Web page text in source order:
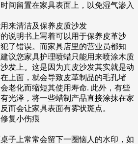
间留置在家具表面上，以免湿气渗入
清洁及保养皮质沙发
明书上写着可以用于保养皮革沙
了错误。而家具店里的营业员都知
议您家具护理喷蜡只能用来喷涂木质
发上。这是因为真皮沙发其实就是动
上面，就会导致皮革制品的毛孔堵
老化而缩短其使用寿命. 此外，有些
光泽，将一些蜡制产品直接涂抹在家
而会让家具表面有雾状斑点。
复小伤痕
上常常会留下一圈恼人的水印，如